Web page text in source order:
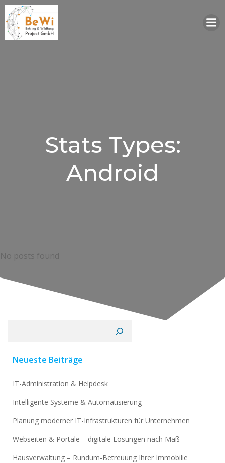
Stats Types:
Android
No posts found
Neueste Beiträge
IT-Administration & Helpdesk
Intelligente Systeme & Automatisierung
Planung moderner IT-Infrastrukturen für Unternehmen
Webseiten & Portale – digitale Lösungen nach Maß
Hausverwaltung – Rundum-Betreuung Ihrer Immobilie